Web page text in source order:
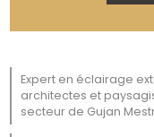
Expert en éclairage
architectes et
secteur de Gujan